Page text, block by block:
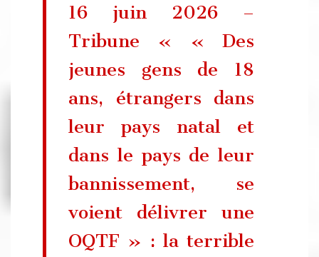
16 juin 2026 –
Tribune « « Des
jeunes gens de 18
ans, étrangers dans
leur pays natal et
dans le pays de leur
bannissement, se
voient délivrer une
OQTF » : la terrible